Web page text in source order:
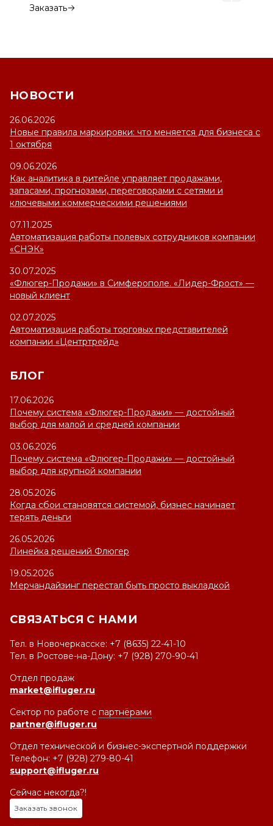
Заказать
НОВОСТИ
26.06.2026
Новые правила маркировки: что меняется для бизнеса с
1 октября
09.06.2026
Как аналитика в ритейле управляет продажами,
запасами, прогнозами, переговорами с сетями и
ключевыми коммерческими решениями
07.11.2025
Автоматизация работы полевых сотрудников компании
«СНЭК»
30.07.2025
«Флюгер-Продажи» в Симферополе. «Лидер-Фрост» —
новый клиент
02.07.2025
Автоматизация работы торговых представителей
компании «Центртрейд»
БЛОГ
17.06.2026
Почему система «Флюгер-Продажи» — достойный
выбор для малой и средней компании
03.06.2026
Почему система «Флюгер-Продажи» — достойный
выбор для крупной компании
28.05.2026
Когда сбои становятся системой, бизнес начинает
терять деньги
26.05.2026
Линейка решений Флюгер
19.05.2026
Мерчандайзинг перестал быть просто выкладкой
СВЯЗАТЬСЯ С НАМИ
Тел. в Новочеркасске: +7 (8635) 22-41-10
Тел. в Ростове-на-Дону: +7 (928) 270-90-41
Отдел продаж
market@ifluger.ru
Сектор по работе с партнёрами
partner@ifluger.ru
Отдел технической и бизнес-экспертной поддержки
Телефон: +7 (928) 279-80-41
support@ifluger.ru
Сейчас некогда?!
Заказать звонок